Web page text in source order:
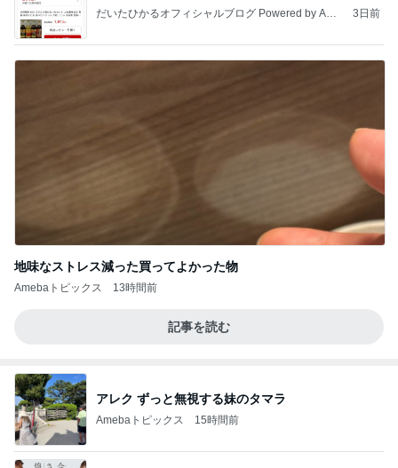
だいたひかるオフィシャルブログ Powered by Ame
3日前
地味なストレス減った買ってよかった物
Amebaトピックス 13時間前
記事を読む
アレク ずっと無視する妹のタマラ
Amebaトピックス 15時間前